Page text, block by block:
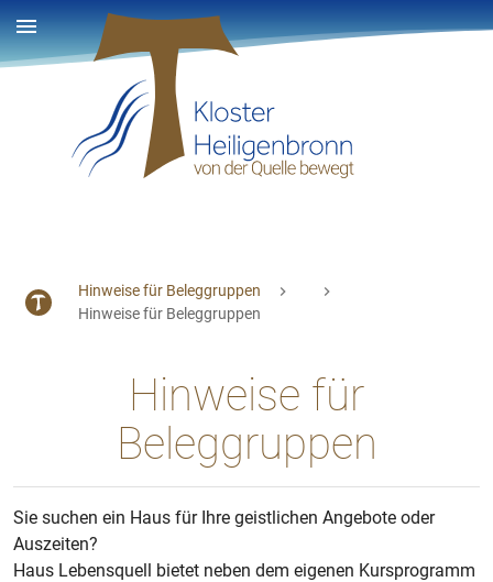
Hinweise für Beleggruppen
Hinweise für Beleggruppen
Hinweise für
Beleggruppen
Sie suchen ein Haus für Ihre geistlichen Angebote oder
Auszeiten?
Haus Lebensquell bietet neben dem eigenen Kursprogramm